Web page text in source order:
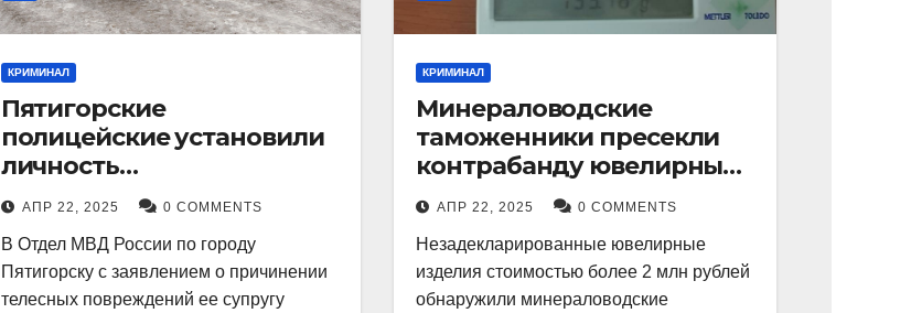
КРИМИНАЛ
Пятигорские
полицейские установили
личность
злоумышленника,
причинившего телесные
повреждения местному
жителю
АПР 22, 2025 0 COMMENTS
В Отдел МВД России по городу
Пятигорску с заявлением о причинении
телесных повреждений ее супругу
КРИМИНАЛ
Минераловодские
таможенники пресекли
контрабанду ювелирных
изделий на 2 млн рублей
АПР 22, 2025 0 COMMENTS
Незадекларированные ювелирные
изделия стоимостью более 2 млн рублей
обнаружили минераловодские